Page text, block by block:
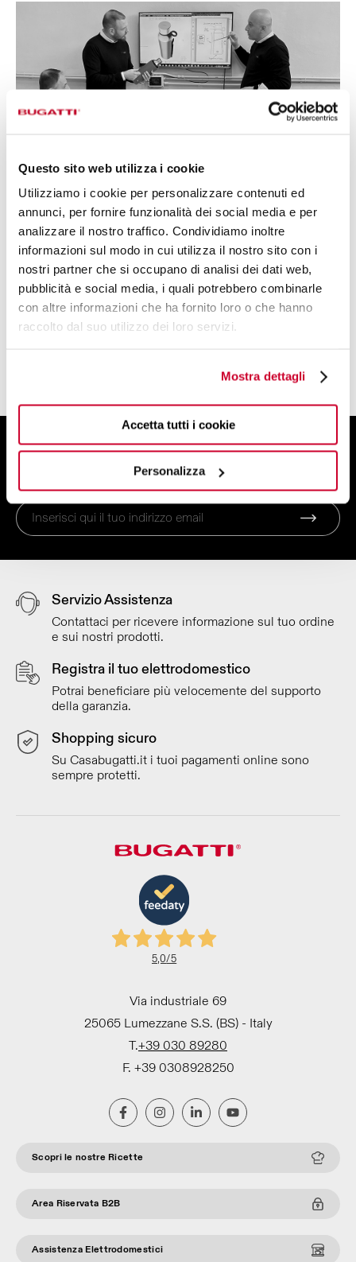
Questo sito web utilizza i cookie
Utilizziamo i cookie per personalizzare contenuti ed
annunci, per fornire funzionalità dei social media e per
analizzare il nostro traffico. Condividiamo inoltre
informazioni sul modo in cui utilizza il nostro sito con i
nostri partner che si occupano di analisi dei dati web,
pubblicità e social media, i quali potrebbero combinarle
con altre informazioni che ha fornito loro o che hanno
raccolto dal suo utilizzo dei loro servizi.
Mostra dettagli
Accetta tutti i cookie
Personalizza
DESIGN BY
BUGATTI DESIGN STUDIO
UN TEAM DI PROGETTISTI E DESIGNER
DALL'ANIMO CREATIVO
ISCRIVITI ALLA NEWSLETTER
E ottieni uno sconto del 10% sul tuo ordine!
Servizio Assistenza
Contattaci per ricevere informazione sul tuo ordine
e sui nostri prodotti.
Registra il tuo elettrodomestico
Potrai beneficiare più velocemente del supporto
della garanzia.
Shopping sicuro
Su Casabugatti.it i tuoi pagamenti online sono
sempre protetti.
5,0/5
Via industriale 69
25065 Lumezzane S.S. (BS) - Italy
T.+39 030 89280
F. +39 0308928250
Scopri le nostre Ricette
Area Riservata B2B
Assistenza Elettrodomestici